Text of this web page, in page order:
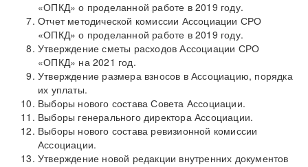
«ОПКД» о проделанной работе в 2019 году.
Отчет методической комиссии Ассоциации СРО
«ОПКД» о проделанной работе в 2019 году.
Утверждение сметы расходов Ассоциации СРО
«ОПКД» на 2021 год.
Утверждение размера взносов в Ассоциацию, порядка
их уплаты.
Выборы нового состава Совета Ассоциации.
Выборы генерального директора Ассоциации.
Выборы нового состава ревизионной комиссии
Ассоциации.
Утверждение новой редакции внутренних документов